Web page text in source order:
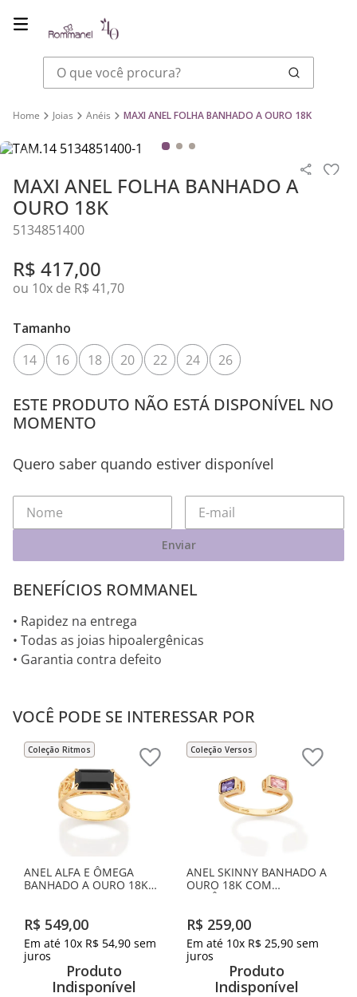
O que você procura?
Joias Anéis MAXI ANEL FOLHA BANHADO A OURO 18K
MAXI ANEL FOLHA BANHADO A
OURO 18K
5134851400
R$ 417,00
ou 10x de R$ 41,70
Tamanho
14
16 18 20 22 24 26
ESTE PRODUTO NÃO ESTÁ DISPONÍVEL NO
MOMENTO
Quero saber quando estiver disponível
Enviar
BENEFÍCIOS ROMMANEL
• Rapidez na entrega
• Todas as joias hipoalergênicas
• Garantia contra defeito
VOCÊ PODE SE INTERESSAR POR
Coleção Ritmos
ANEL ALFA E ÔMEGA
BANHADO A OURO 18K
R$ 549,00
Em até 10x R$ 54,90 sem
juros
Produto
Indisponível
Coleção Versos
ANEL SKINNY BANHADO A
OURO 18K COM
ZIRCÔNIAS
R$ 259,00
Em até 10x R$ 25,90 sem
juros
Produto
Indisponível